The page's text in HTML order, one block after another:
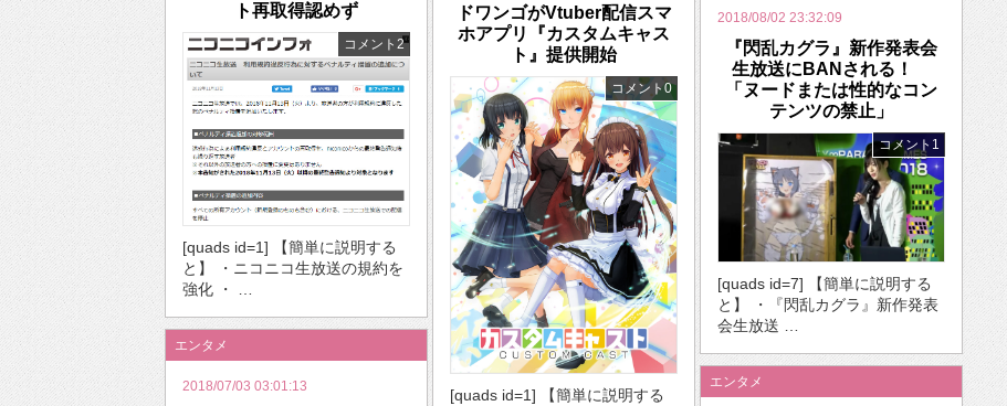
ト再取得認めず
コメント2
[quads id=1] 【簡単に説明する
と】 ・ニコニコ生放送の規約を
強化 ・ …
ドワンゴがVtuber配信スマ
ホアプリ『カスタムキャス
ト』提供開始
コメント0
[quads id=1] 【簡単に説明する
2018/08/02 23:32:09
『閃乱カグラ』新作発表会
生放送にBANされる！
「ヌードまたは性的なコン
テンツの禁止」
コメント1
[quads id=7] 【簡単に説明する
と】 ・『閃乱カグラ』新作発表
会生放送 …
エンタメ
2018/07/03 03:01:13 エンタメ